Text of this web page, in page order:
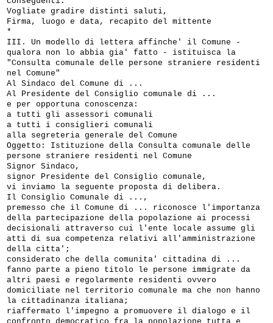
Vogliate gradire distinti saluti,
Firma, luogo e data, recapito del mittente
*
III. Un modello di lettera affinche' il Comune -
qualora non lo abbia gia' fatto - istituisca la
"Consulta comunale delle persone straniere residenti
nel Comune"
Al Sindaco del Comune di ...
Al Presidente del Consiglio comunale di ...
e per opportuna conoscenza:
a tutti gli assessori comunali
a tutti i consiglieri comunali
alla segreteria generale del Comune
Oggetto: Istituzione della Consulta comunale delle
persone straniere residenti nel Comune
Signor Sindaco,
signor Presidente del Consiglio comunale,
vi inviamo la seguente proposta di delibera.
Il Consiglio Comunale di ...,
premesso che il Comune di ... riconosce l'importanza
della partecipazione della popolazione ai processi
decisionali attraverso cui l'ente locale assume gli
atti di sua competenza relativi all'amministrazione
della citta';
considerato che della comunita' cittadina di ...
fanno parte a pieno titolo le persone immigrate da
altri paesi e regolarmente residenti ovvero
domiciliate nel territorio comunale ma che non hanno
la cittadinanza italiana;
riaffermato l'impegno a promuovere il dialogo e il